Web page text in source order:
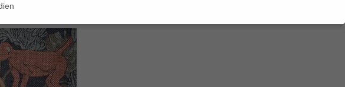
um Erlaubnis bitten.
uns helfen, diese Website und Ihre Erfahrung zu verbessern.
Inhaltsmessung. Weitere Informationen über die Verwendung Ihrer Daten finden Sie in